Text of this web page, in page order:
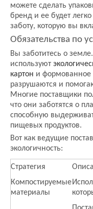
можете сделать
бренд и ее будет
заботу, которую вы
Обязательства по
Вы заботитесь о
используют
картон и формованное
разрушаются и
Многие поставщики
что они заботятся о
способную
пищевых продуктов.
Вот как ведущие
экологичность:
Стратегия
Компостируемые
материалы